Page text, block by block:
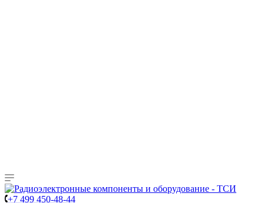
+7 499 450-48-44